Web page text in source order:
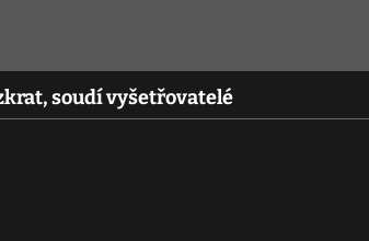
soudí vyšetřovatelé